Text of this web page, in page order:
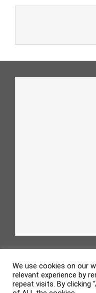
We use cookies on our
relevant experience by
repeat visits. By clicking